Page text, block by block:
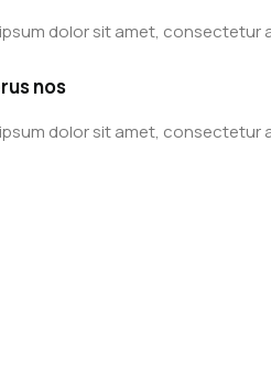
dolor sit amet, consectetur
nos
dolor sit amet, consectetur